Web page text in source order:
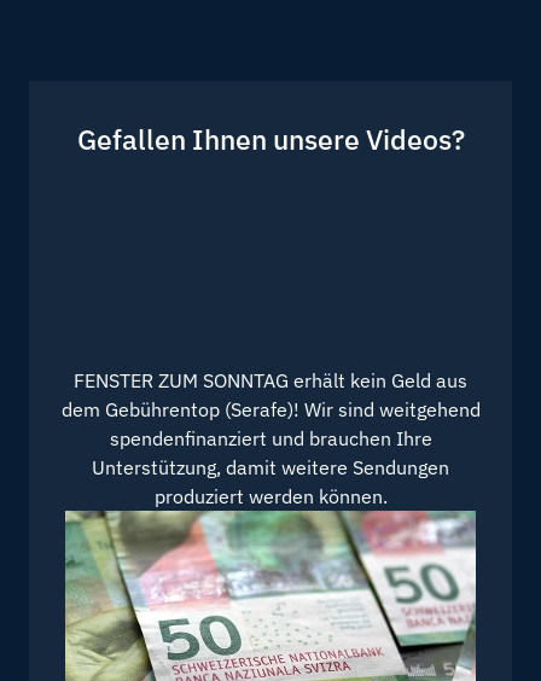
Gefallen Ihnen unsere Videos?
FENSTER ZUM SONNTAG erhält kein Geld aus
dem Gebührentop (Serafe)! Wir sind weitgehend
spendenfinanziert und brauchen Ihre
Unterstützung, damit weitere Sendungen
produziert werden können.